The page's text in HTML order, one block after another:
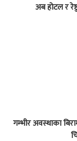
अब होटल र
गम्भीर अवस्थाका